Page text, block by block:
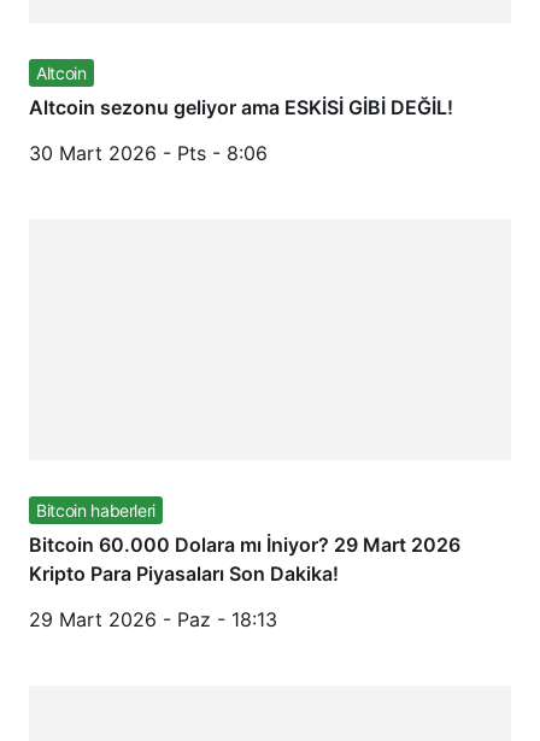
Altcoin
Altcoin sezonu geliyor ama ESKİSİ GİBİ DEĞİL!
30 Mart 2026 - Pts - 8:06
Bitcoin haberleri
Bitcoin 60.000 Dolara mı İniyor? 29 Mart 2026
Kripto Para Piyasaları Son Dakika!
29 Mart 2026 - Paz - 18:13